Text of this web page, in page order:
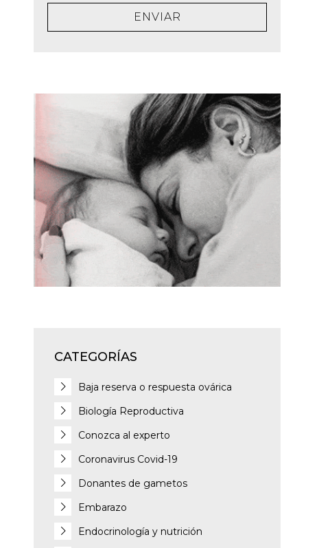
ENVIAR
CATEGORÍAS
Baja reserva o respuesta ovárica
Biología Reproductiva
Conozca al experto
Coronavirus Covid-19
Donantes de gametos
Embarazo
Endocrinología y nutrición